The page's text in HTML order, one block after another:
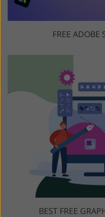
FREE ADOBE
BEST FREE